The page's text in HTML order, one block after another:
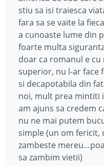
stiu sa isi traiesca
fara sa se vaite la
a cunoaste lume din
foarte multa
doar ca romanul e cu
superior, nu l-ar face
si decapotabila din
noi, mult prea mintiti
am ajuns sa credem
nu ne mai putem
simple (un om fericit,
zambeste
sa zambim vietii)